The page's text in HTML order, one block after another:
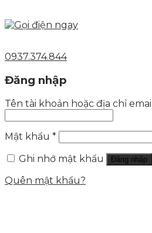
0937.374.844
Đăng nhập
Tên tài khoản hoặc địa chỉ email
Mật khẩu *
Ghi nhớ mật khẩu
Đăng nhập
Quên mật khẩu?